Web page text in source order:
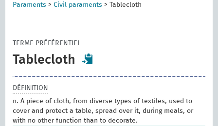
recherche
Paraments >Civil paraments > Tablecloth
TERME PRÉFÉRENTIEL
Tablecloth
DÉFINITION
n. A piece of cloth, from diverse types of textiles, used to
cover and protect a table, spread over it, during meals, or
with no other function than to decorate.